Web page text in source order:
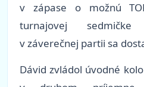
v zápase o možnú
turnajovej
v záverečnej partii sa
Dávid zvládol úvodné